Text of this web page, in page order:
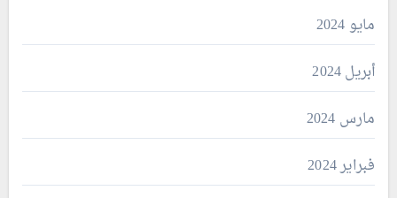
مايو 2024
أبريل 2024
مارس 2024
فبراير 2024